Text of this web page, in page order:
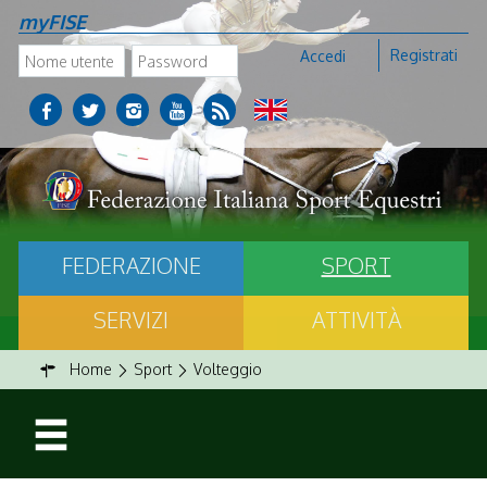
myFISE
Accedi Registrati
FEDERAZIONE
SPORT
SERVIZI
ATTIVITÀ
Home Sport Volteggio